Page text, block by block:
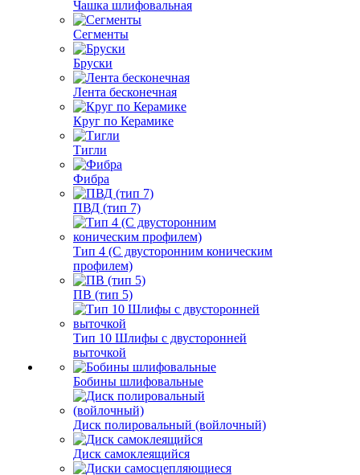
Чашка шлифовальная
Сегменты
Бруски
Лента бесконечная
Круг по Керамике
Тигли
Фибра
ПВД (тип 7)
Тип 4 (С двусторонним коническим
профилем)
ПВ (тип 5)
Тип 10 Шлифы с двусторонней
выточкой
Бобины шлифовальные
Диск полировальный (войлочный)
Диск самоклеящийся